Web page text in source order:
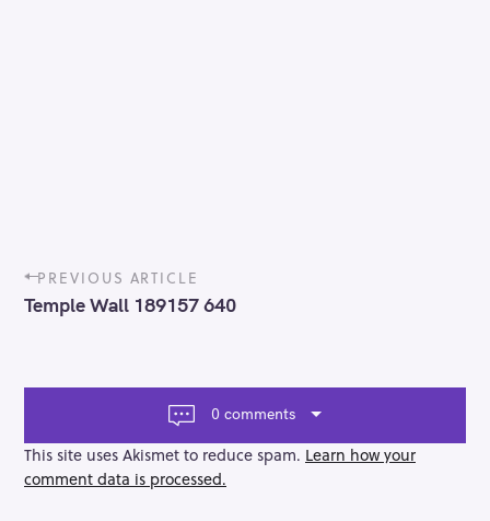
P
o
s
a
g
a
t
PREVIOUS ARTICLE
Temple Wall 189157 640
0 comments
This site uses Akismet to reduce spam. Learn how your
comment data is processed.